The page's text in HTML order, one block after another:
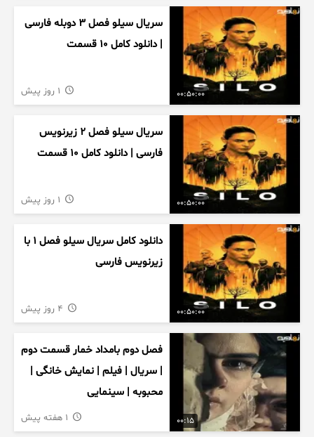
00:50:00
سریال سیلو فصل ۳ دوبله فارسی
| دانلود کامل ۱۰ قسمت
00:50:00
سریال سیلو فصل ۲ زیرنویس
فارسی | دانلود کامل ۱۰ قسمت
00:50:00
دانلود کامل سریال سیلو فصل ۱ با
زیرنویس فارسی
00:15
فصل دوم بامداد خمار قسمت دوم
| سریال | فیلم | نمایش خانگی |
محبوبه | سینمایی